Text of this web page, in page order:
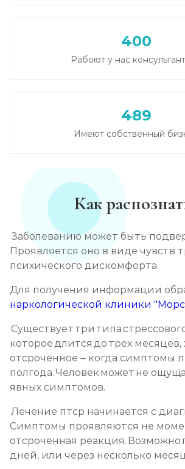
400
Рабоют у нас
489
Имеют собственный
Как
Заболеванию может быть
Проявляется оно в виде чувств
психического дискомфорта.
Для получения информации
наркологической клиники
Существует три типа
которое длится до трех
отсроченное – когда симптомы
полгода. Человек может не
явных симптомов.
Лечение птср начинается с
Симптомы проявляются не
отсроченная реакция. Возможно
дней, или через несколько